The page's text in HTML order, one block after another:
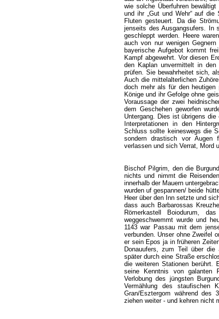
wie solche Überfuhren
und ihr „Gut und Wehr“ auf
Fluten gesteuert. Da die
jenseits des Ausgangsufers. In
geschleppt werden. Heere
auch von nur wenigen
bayerische Aufgebot kommt
Kampf abgewehrt. Vor diesen
den Kaplan unvermittelt in
prüfen. Sie bewahrheitet sich,
Auch die mittelalterlichen
doch mehr als für den
Könige und ihr Gefolge ohne
Voraussage der zwei
dem Geschehen geworfen
Untergang. Dies ist übrigens
Interpretationen in den
Schluss sollte keineswegs die
sondern drastisch vor Augen
verlassen und sich Verrat, Mord
Bischof Pilgrim, den die
nichts und nimmt die
innerhalb der Mauern
wurden uf gespannen/ beide
Heer über den Inn setzte und
dass auch Barbarossas
Römerkastell Boiodurum,
weggeschwemmt wurde und
1143 war Passau mit dem
verbunden. Unser ohne Zweifel
er sein Epos ja in früheren
Donauufers, zum Teil über die
später durch eine Straße
die weiteren Stationen berührt.
seine Kenntnis von galanten
Verlobung des jüngsten
Vermählung des staufischen
Gran/Esztergom während des
ziehen weiter - und kehren nicht